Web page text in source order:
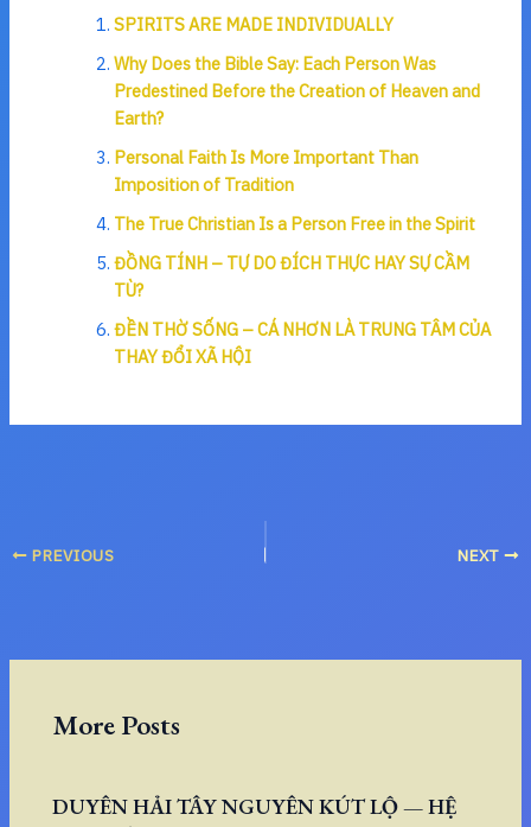
SPIRITS ARE MADE INDIVIDUALLY
Why Does the Bible Say: Each Person Was
Predestined Before the Creation of Heaven and
Earth?
Personal Faith Is More Important Than
Imposition of Tradition
The True Christian Is a Person Free in the Spirit
ĐỒNG TÍNH – TỰ DO ĐÍCH THỰC HAY SỰ CẦM
TÙ?
ĐỀN THỜ SỐNG – CÁ NHƠN LÀ TRUNG TÂM CỦA
THAY ĐỔI XÃ HỘI
PREVIOUS NEXT
More Posts
DUYÊN HẢI TÂY NGUYÊN KÚT LỘ — HỆ